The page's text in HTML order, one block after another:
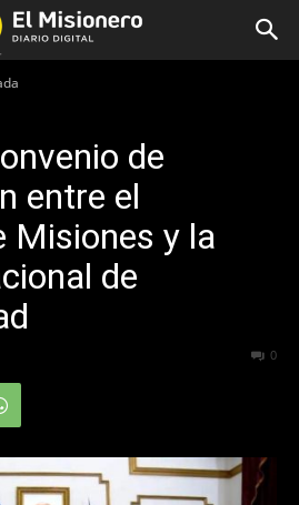
de
entre el
Misiones y la
de
0